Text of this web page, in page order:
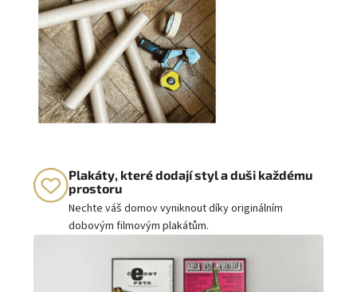
Plakáty, které dodají styl a duši každému
prostoru
Nechte váš domov vyniknout díky originálním
dobovým filmovým plakátům.